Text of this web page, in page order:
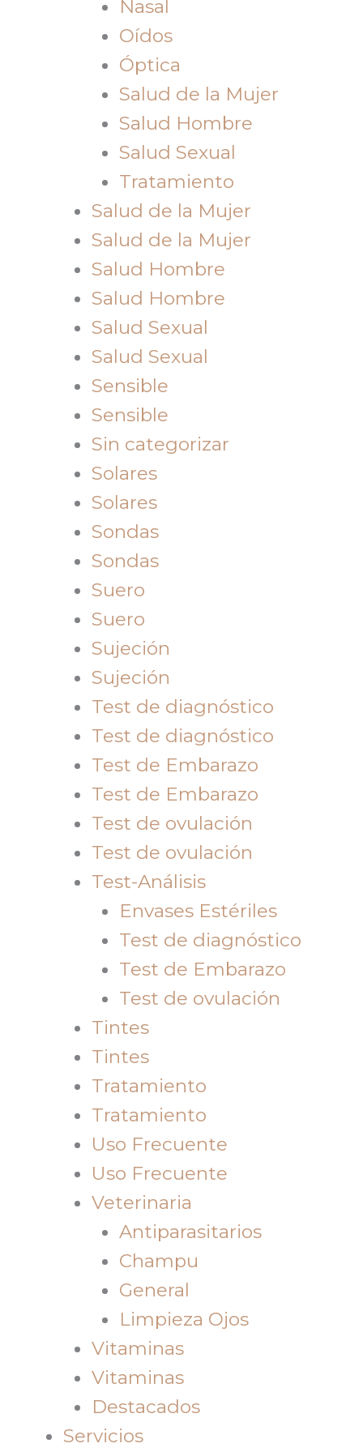
Nasal
Oídos
Óptica
Salud de la Mujer
Salud Hombre
Salud Sexual
Tratamiento
Salud de la Mujer
Salud de la Mujer
Salud Hombre
Salud Hombre
Salud Sexual
Salud Sexual
Sensible
Sensible
Sin categorizar
Solares
Solares
Sondas
Sondas
Suero
Suero
Sujeción
Sujeción
Test de diagnóstico
Test de diagnóstico
Test de Embarazo
Test de Embarazo
Test de ovulación
Test de ovulación
Test-Análisis
Envases Estériles
Test de diagnóstico
Test de Embarazo
Test de ovulación
Tintes
Tintes
Tratamiento
Tratamiento
Uso Frecuente
Uso Frecuente
Veterinaria
Antiparasitarios
Champu
General
Limpieza Ojos
Vitaminas
Vitaminas
Destacados
Servicios